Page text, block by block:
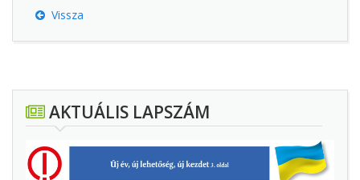
rendszeres vendég lehessen a méltán népszerű
Vissza
AKTUÁLIS LAPSZÁM